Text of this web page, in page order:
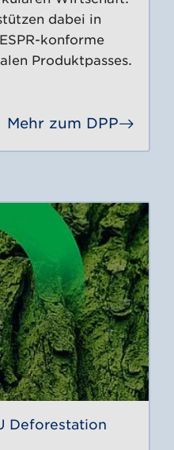
dabei in
konforme
Produktpasses.
Mehr zum DPP
Deforestation